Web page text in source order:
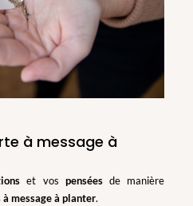
à message à
et vos penséesde manière
à message à planter.